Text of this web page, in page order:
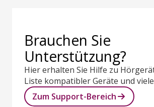
Brauchen Sie
Unterstützung?
Hier erhalten Sie Hilfe zu
Liste kompatibler Geräte und
Zum Support-Bereich